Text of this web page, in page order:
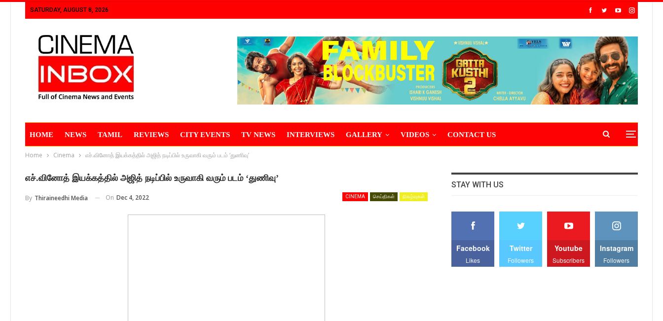
SATURDAY, AUGUST 8, 2026
HOME NEWS TAMIL REVIEWS CITY EVENTS TV NEWS INTERVIEWS GALLERY VIDEOS CONTACT US
Home Cinema எச்.வினோத் இயக்கத்தில் அஜித் நடிப்பில் உருவாகி வரும் படம் ‘துணிவு’
எச்.வினோத் இயக்கத்தில் அஜித் நடிப்பில் உருவாகி வரும் படம் ‘துணிவு’
CINEMA செய்திகள் நிகழ்வுகள்
By Thiraineedhi Media On Dec 4, 2022
STAY WITH US
Facebook
Likes
Twitter
Followers
Youtube
Subscribers
Instagram
Followers